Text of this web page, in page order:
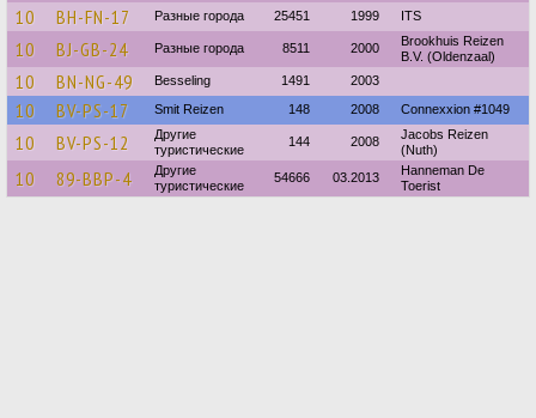
10 BH-FN-17 Разные города 25451 1999 ITS
10 BJ-GB-24 Разные города 8511 2000
Brookhuis Reizen
B.V. (Oldenzaal)
10 BN-NG-49 Besseling 1491 2003
10 BV-PS-17 Smit Reizen 148 2008 Connexxion #1049
10 BV-PS-12
Другие
туристические
144 2008
Jacobs Reizen
(Nuth)
10 89-BBP-4
Другие
туристические
54666 03.2013
Hanneman De
Toerist